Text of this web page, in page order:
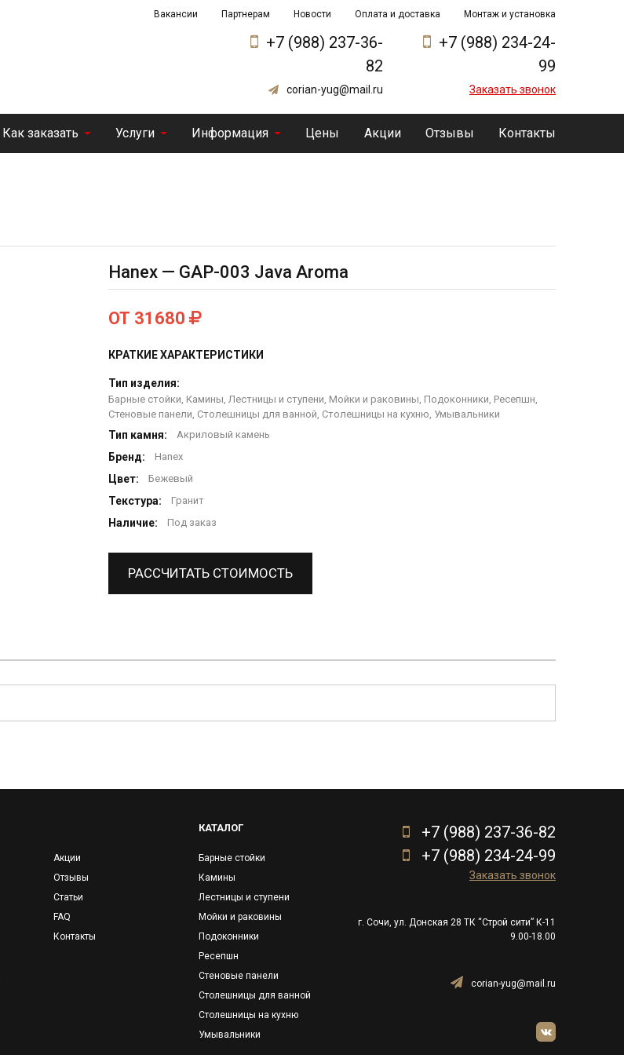
Вакансии Партнерам Новости Оплата и доставка Монтаж и установка
+7 (988) 237-36-
82
corian-yug@mail.ru
+7 (988) 234-24-
99
Заказать звонок
Как заказать Услуги Информация Цены Акции Отзывы Контакты
Hanex — GAP-003 Java Aroma
ОТ 31680
КРАТКИЕ ХАРАКТЕРИСТИКИ
Тип изделия:
Барные стойки, Камины, Лестницы и ступени, Мойки и раковины, Подоконники, Ресепшн,
Стеновые панели, Столешницы для ванной, Столешницы на кухню, Умывальники
Тип камня: Акриловый камень
Бренд: Hanex
Цвет: Бежевый
Текстура: Гранит
Наличие: Под заказ
РАССЧИТАТЬ СТОИМОСТЬ
Акции
Отзывы
Статьи
FAQ
Контакты
КАТАЛОГ
Барные стойки
Камины
Лестницы и ступени
Мойки и раковины
Подоконники
Ресепшн
Стеновые панели
Столешницы для ванной
Столешницы на кухню
Умывальники
+7 (988) 237-36-82
+7 (988) 234-24-99
Заказать звонок
г. Сочи, ул. Донская 28 ТК “Строй сити” К-11
9.00-18.00
corian-yug@mail.ru